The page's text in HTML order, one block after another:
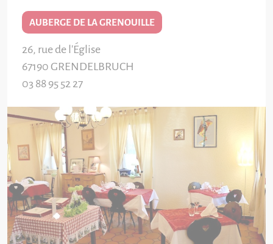
AUBERGE DE LA GRENOUILLE
26, rue de l'Église
67190 GRENDELBRUCH
03 88 95 52 27